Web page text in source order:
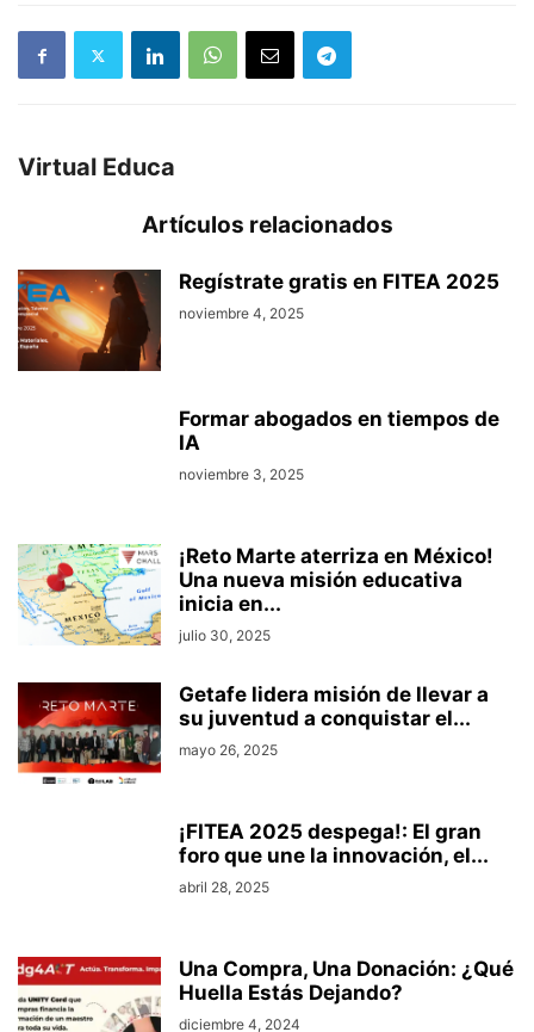
Virtual Educa
Artículos relacionados
Regístrate gratis en FITEA 2025
noviembre 4, 2025
Formar abogados en tiempos de
IA
noviembre 3, 2025
¡Reto Marte aterriza en México!
Una nueva misión educativa
inicia en...
julio 30, 2025
Getafe lidera misión de llevar a
su juventud a conquistar el...
mayo 26, 2025
¡FITEA 2025 despega!: El gran
foro que une la innovación, el...
abril 28, 2025
Una Compra, Una Donación: ¿Qué
Huella Estás Dejando?
diciembre 4, 2024